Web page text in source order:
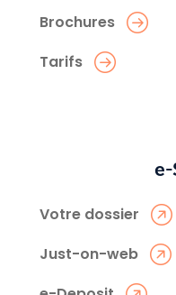
Brochures
Tarifs
Votre dossier
Just-on-web